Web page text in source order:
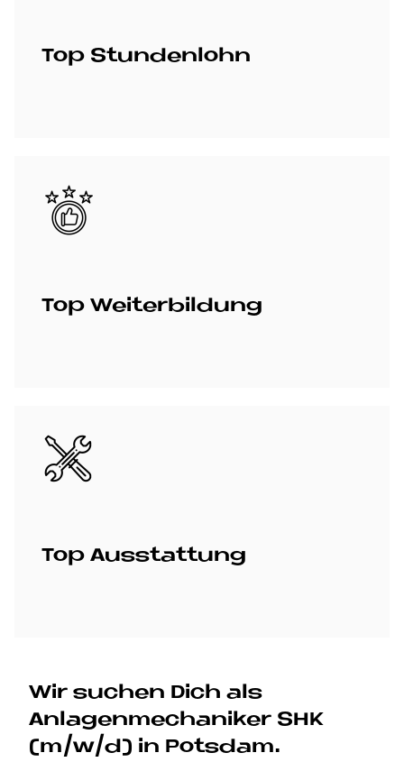
Top Stun­den­lohn
Bild
Top Wei­ter­bil­dung
Bild
Top Aus­stat­tung
Wir suchen Dich als
Anlagenmechaniker SHK
(m/w/d) in Potsdam.